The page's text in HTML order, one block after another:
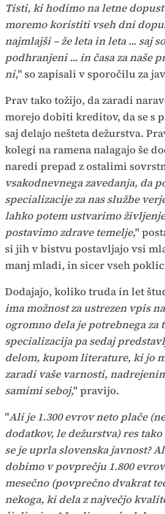
Tisti, ki hodimo na letne
moremo koristiti vseh dni
najmlajši – že leta in leta ... saj
podhranjeni ... in časa za naše
ni," so zapisali v sporočilu za
Prav tako tožijo, da zaradi
morejo dobiti kreditov, da se s
saj delajo nešteta dežurstva.
kolegi na ramena nalagajo še
naredi prepad z ostalimi
vsakodnevnega zavedanja, da
specializacije za nas službe
lahko potem ustvarimo
postavimo zdrave temelje,"
si jih v bistvu postavljajo vsi
manj mladi, in sicer vseh
Dodajajo, koliko truda in let
ima možnost za ustrezen vpis
ogromno dela je potrebnega za
specializacija pa sedaj
delom, kupom literature, ki jo
zaradi vaše varnosti,
samimi seboj," pravijo.
"Ali je 1.300 evrov neto plače
dodatkov, le dežurstva) res
se je uprla slovenska javnost?
dobimo v povprečju 1.800
mesečno (povprečno dvakrat
nekoga, ki dela z največjo